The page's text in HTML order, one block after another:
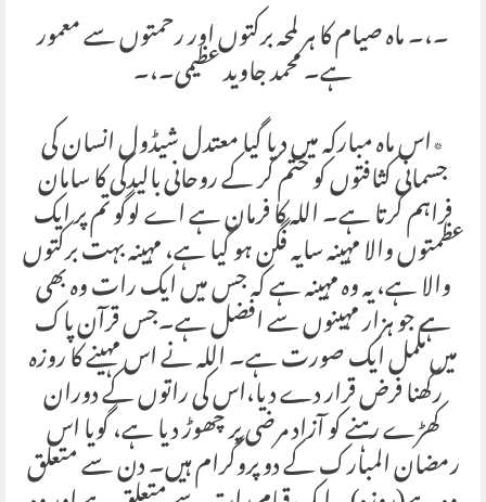
۔،۔ ماہ صیام کا ہر لمحہ برکتوں اور رحمتوں سے معمور
ہے۔ محمد جاوید عظیمی۔،۔
٭اس ماہ مبارکہ میں دیا گیا معتدل شیڈول انسان کی
جسمانی کثافتوں کو ختم کر کے روحانی بالیدگی کا سامان
فراہم کرتا ہے۔ اللہ کا فرمان ہے اے لوگو تم پر ایک
عظمتوں والا مہینہ سایہ فگن ہو گیا ہے، مہینہ بہت برکتوں
والا ہے، یہ وہ مہینہ ہے کہ جس میں ایک رات وہ بھی
ہے جو ہزار مہینوں سے افضل ہے۔جس قرآن پاک
میں مکمل ایک صورت ہے۔ اللہ نے اس مہینے کا روزہ
رکھنا فرض قرار دے دیا،اس کی راتوں کے دوران
کھڑے رہنے کو آزاد مرضی پر چھوڑ دیا ہے، گویا اس
رمضان المبارک کے دو پروگرام ہیں۔ دن سے متعلق